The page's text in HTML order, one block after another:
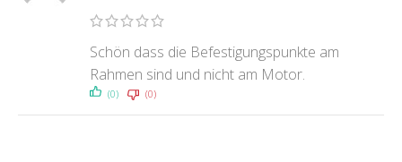
Schön dass die Befestigungspunkte am
Rahmen sind und nicht am Motor.
(0) (0)